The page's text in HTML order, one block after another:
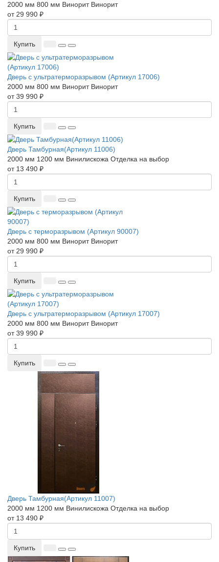
2000 мм 800 мм Винорит Винорит
от 29 990 ₽
Купить
Дверь с ультратерморазрывом (Артикул 17006)
2000 мм 800 мм Винорит Винорит
от 39 990 ₽
Купить
Дверь Тамбурная(Артикул 11006)
2000 мм 1200 мм Винилискожа Отделка на выбор
от 13 490 ₽
Купить
Дверь с терморазрывом (Артикул 90007)
2000 мм 800 мм Винорит Винорит
от 29 990 ₽
Купить
Дверь с ультратерморазрывом (Артикул 17007)
2000 мм 800 мм Винорит Винорит
от 39 990 ₽
Купить
Дверь Тамбурная(Артикул 11007)
2000 мм 1200 мм Винилискожа Отделка на выбор
от 13 490 ₽
Купить